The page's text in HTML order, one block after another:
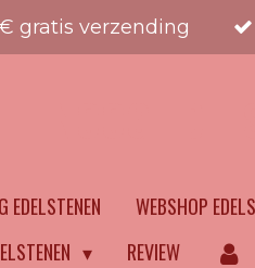
gratis verzending
EDELSTENEN WEBSHOP
REVIEW